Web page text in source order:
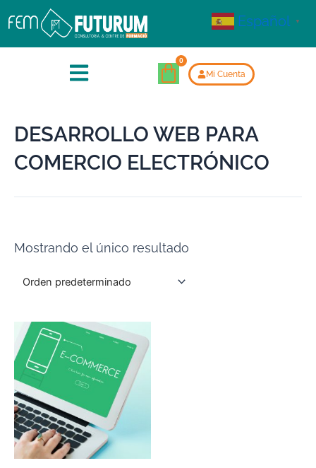
Mi Cuenta
DESARROLLO WEB PARA
COMERCIO ELECTRÓNICO
Mostrando el único resultado
Español ▼